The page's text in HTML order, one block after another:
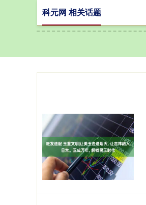
科元网 相关话题